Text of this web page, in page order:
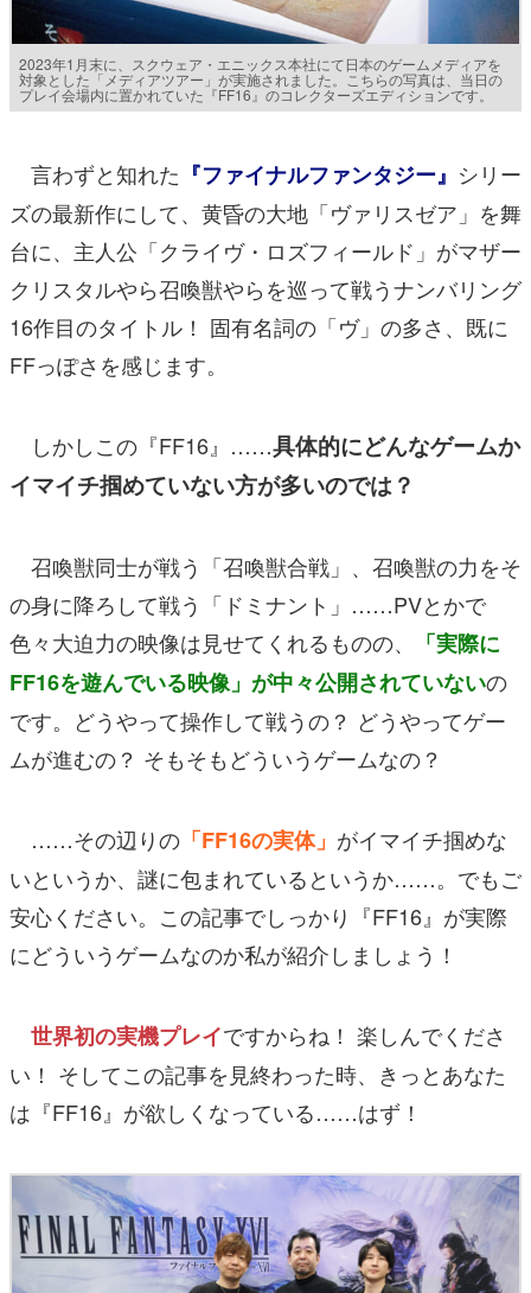
2023年1月末に、スクウェア・エニックス本社にて日本のゲームメディアを
対象とした「メディアツアー」が実施されました。こちらの写真は、当日の
プレイ会場内に置かれていた『FF16』のコレクターズエディションです。
言わずと知れた 『ファイナルファンタジー』 シリー
ズの最新作にして、黄昏の大地「ヴァリスゼア」を舞
台に、主人公「クライヴ・ロズフィールド」がマザー
クリスタルやら召喚獣やらを巡って戦うナンバリング
16作目のタイトル！ 固有名詞の「ヴ」の多さ、既に
FFっぽさを感じます。
しかしこの『FF16』……具体的にどんなゲームか
イマイチ掴めていない方が多いのでは？
召喚獣同士が戦う「召喚獣合戦」、召喚獣の力をそ
の身に降ろして戦う「ドミナント」……PVとかで
色々大迫力の映像は見せてくれるものの、
「実際に
FF16を遊んでいる映像」が中々公開されていないの
です。どうやって操作して戦うの？ どうやってゲー
ムが進むの？ そもそもどういうゲームなの？
……その辺りの 「FF16の実体」 がイマイチ掴めな
いというか、謎に包まれているというか……。でもご
安心ください。この記事でしっかり『FF16』が実際
にどういうゲームなのか私が紹介しましょう！
世界初の実機プレイですからね！ 楽しんでくださ
い！ そしてこの記事を見終わった時、きっとあなた
は『FF16』が欲しくなっている……はず！